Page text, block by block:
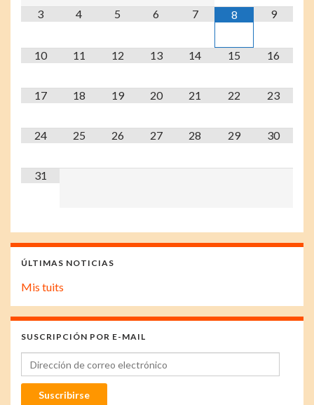
3 4 5 6 7 8 9
10 11 12 13 14 15 16
17 18 19 20 21 22 23
24 25 26 27 28 29 30
31
ÚLTIMAS NOTICIAS
Mis tuits
SUSCRIPCIÓN POR E-MAIL
Dirección de correo electrónico
Suscribirse